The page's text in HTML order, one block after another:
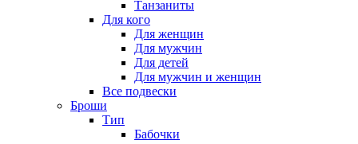
Танзаниты
Для кого
Для женщин
Для мужчин
Для детей
Для мужчин и женщин
Все подвески
Броши
Тип
Бабочки